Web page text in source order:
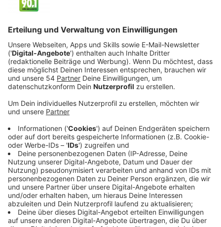
Veröffentlicht:
Anzeige
Auf einem fernen Planeten ziehen sie gemeinsam
Kinder als Atheisten auf, frei von Religion und Glaube.
Denn der Glaube an das Unwirkliche sowie der Hass
auf Androiden führte auf dem Planeten Erde zu einem
verheerenden Krieg und der Zerstörung eines Großteils
der Menschheit.
Erst als die wachsende Zivilisation vor
Ort durch den Soldaten Marcus (Travis Fimmel) und
seine gläubigen Neuankömmlinge, die den großen
Religionskrieg überlebt haben, entzweit wird, erkennen
die Maschinen, wie schwierig es ist, den menschlichen
Sog Richtung Spiritualität unter Kontrolle zu halten.
Streaming-Dienst: TNT / Sky Ticket
Anzeige